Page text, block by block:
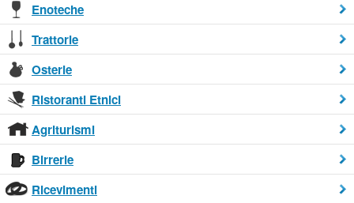
Enoteche
Trattorie
Osterie
Ristoranti Etnici
Agriturismi
Birrerie
Ricevimenti